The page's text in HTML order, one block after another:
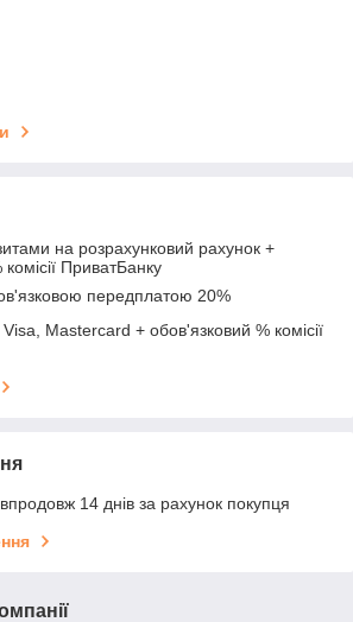
на розрахунковий рахунок +
ПриватБанку
передплатою 20%
Mastercard + обов'язковий % комісії
14 днів за рахунок покупця